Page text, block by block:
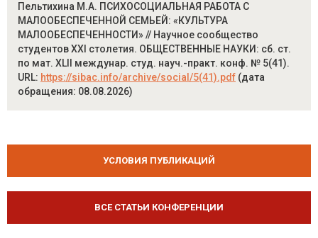
Пельтихина М.А. ПСИХОСОЦИАЛЬНАЯ РАБОТА С
МАЛООБЕСПЕЧЕННОЙ СЕМЬЕЙ: «КУЛЬТУРА
МАЛООБЕСПЕЧЕННОСТИ» // Научное сообщество
студентов XXI столетия. ОБЩЕСТВЕННЫЕ НАУКИ: сб. ст.
по мат. XLII междунар. студ. науч.-практ. конф. № 5(41).
URL: https://sibac.info/archive/social/5(41).pdf (дата
обращения: 08.08.2026)
УСЛОВИЯ ПУБЛИКАЦИЙ
ВСЕ СТАТЬИ КОНФЕРЕНЦИИ